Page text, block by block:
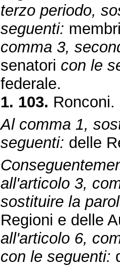
terzo periodo,
seguenti:
comma 3,
senatori con le
federale.
1. 103. Ronconi.
Al comma 1,
seguenti: delle
all'articolo 3,
sostituire la
Regioni e delle
all'articolo 6,
con le seguenti: